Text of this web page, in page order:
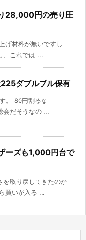
28,000円の売り圧
げ材料が無いですし、
、これでは ...
ダブルブル保有
。 80円割るな
会だそうなの ...
ーズも1,000円台で
を取り戻してきたのか
買いが入る ...